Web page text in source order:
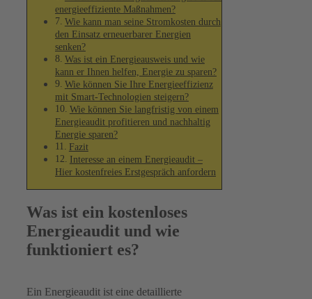
energieeffiziente Maßnahmen?
Wie kann man seine Stromkosten durch
den Einsatz erneuerbarer Energien
senken?
Was ist ein Energieausweis und wie
kann er Ihnen helfen, Energie zu sparen?
Wie können Sie Ihre Energieeffizienz
mit Smart-Technologien steigern?
Wie können Sie langfristig von einem
Energieaudit profitieren und nachhaltig
Energie sparen?
Fazit
Interesse an einem Energieaudit –
Hier kostenfreies Erstgespräch anfordern
Was ist ein kostenloses
Energieaudit und wie
funktioniert es?
Ein Energieaudit ist eine detaillierte